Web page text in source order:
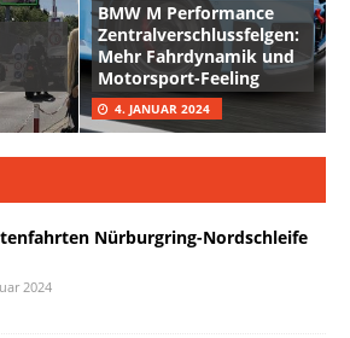
BMW M Performance
Zentralverschlussfelgen:
Mehr Fahrdynamik und
Motorsport-Feeling
4. JANUAR 2024
Nürburgring-Nordschleife
2024